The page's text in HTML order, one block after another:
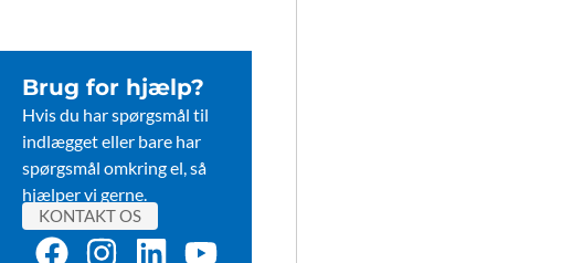
Brug for hjælp?
Hvis du har spørgsmål til
indlægget eller bare har
spørgsmål omkring el, så
hjælper vi gerne.
KONTAKT OS
F
I
L
Y